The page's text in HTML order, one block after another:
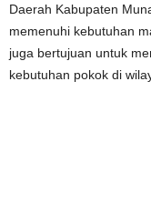
Daerah Kabupaten
memenuhi kebutuhan
juga bertujuan untuk
kebutuhan pokok di